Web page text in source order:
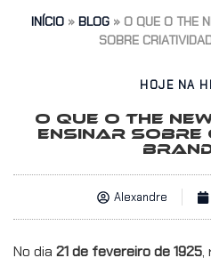
INÍCIO» BLOG» O QUE O THE
SOBRE
HOJE NA
O QUE O THE
ENSINAR SOBRE
Alexandre
No dia 21 de fevereiro de 1925,